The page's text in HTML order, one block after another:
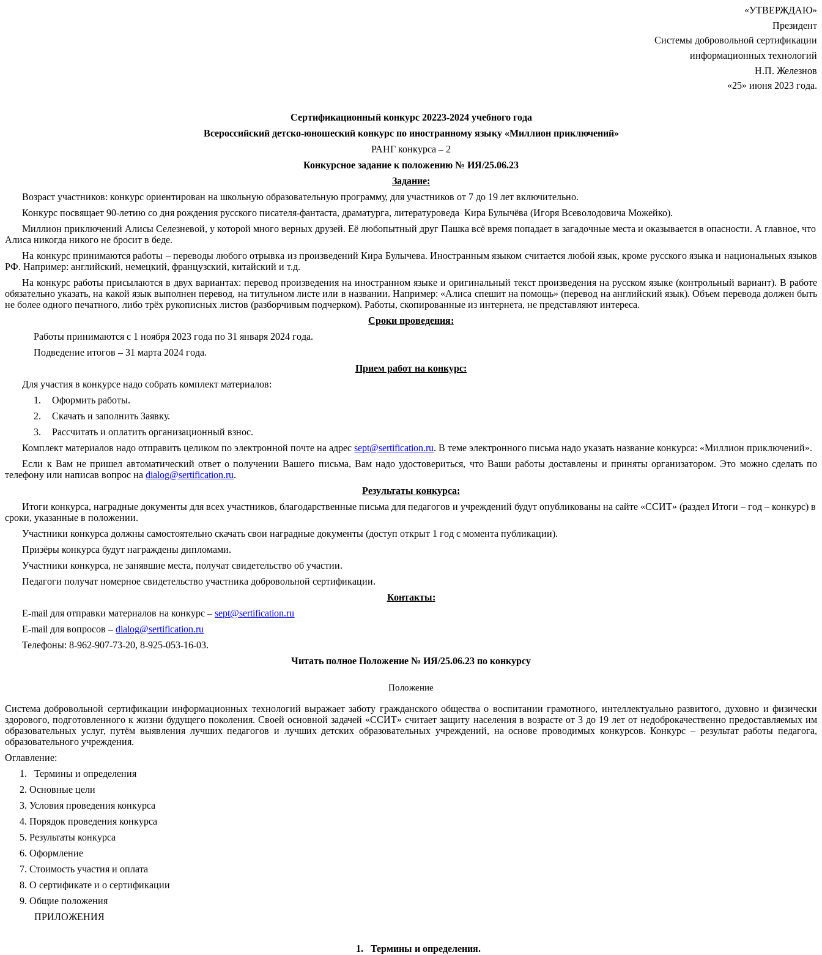
«УТВЕРЖДАЮ»
Президент
Системы добровольной сертификации
информационных технологий
Н.П. Железнов
«25» июня 2023 года.
Сертификационный конкурс 20223-2024 учебного года
Всероссийский детско-юношеский конкурс по иностранному языку «Миллион приключений»
РАНГ конкурса – 2
Конкурсное задание к положению № ИЯ/25.06.23
Задание:
Возраст участников: конкурс ориентирован на школьную образовательную программу, для участников от 7 до 19 лет включительно.
Конкурс посвящает 90-летию со дня рождения русского писателя-фантаста, драматурга, литературоведа Кира Булычёва (Игоря Всеволодовича Можейко).
Миллион приключений Алисы Селезневой, у которой много верных друзей. Её любопытный друг Пашка всё время попадает в загадочные места и оказывается в опасности. А главное, что
Алиса никогда никого не бросит в беде.
На конкурс принимаются работы – переводы любого отрывка из произведений Кира Булычева. Иностранным языком считается любой язык, кроме русского языка и национальных языков
РФ. Например: английский, немецкий, французский, китайский и т.д.
На конкурс работы присылаются в двух вариантах: перевод произведения на иностранном языке и оригинальный текст произведения на русском языке (контрольный вариант). В работе
обязательно указать, на какой язык выполнен перевод, на титульном листе или в названии. Например: «Алиса спешит на помощь» (перевод на английский язык). Объем перевода должен быть
не более одного печатного, либо трёх рукописных листов (разборчивым подчерком). Работы, скопированные из интернета, не представляют интереса.
Сроки проведения:
Работы принимаются с 1 ноября 2023 года по 31 января 2024 года.
Подведение итогов – 31 марта 2024 года.
Прием работ на конкурс:
Для участия в конкурсе надо собрать комплект материалов:
1.
Оформить работы.
2.
Скачать и заполнить Заявку.
3.
Рассчитать и оплатить организационный взнос.
Комплект материалов надо отправить целиком по электронной почте на адресsept@sertification.ru. В теме электронного письма надо указать название конкурса: «Миллион приключений».
Если к Вам не пришел автоматический ответ о получении Вашего письма, Вам надо удостовериться, что Ваши работы доставлены и приняты организатором. Это можно сделать по
телефону или написав вопрос на dialog@sertification.ru.
Результаты конкурса:
Итоги конкурса, наградные документы для всех участников, благодарственные письма для педагогов и учреждений будут опубликованы на сайте «ССИТ» (раздел Итоги – год – конкурс) в
сроки, указанные в положении.
Участники конкурса должны самостоятельно скачать свои наградные документы (доступ открыт 1 год с момента публикации).
Призёры конкурса будут награждены дипломами.
Участники конкурса, не занявшие места, получат свидетельство об участии.
Педагоги получат номерное свидетельство участника добровольной сертификации.
Контакты:
E-mail для отправки материалов на конкурс –sept@sertification.ru
E-mail для вопросов –dialog@sertification.ru
Телефоны: 8-962-907-73-20, 8-925-053-16-03.
Читать полное Положение № ИЯ/25.06.23 по конкурсу
Положение
Система добровольной сертификации информационных технологий выражает заботу гражданского общества о воспитании грамотного, интеллектуально развитого, духовно и физически
здорового, подготовленного к жизни будущего поколения. Своей основной задачей «ССИТ» считает защиту населения в возрасте от 3 до 19 лет от недоброкачественно предоставляемых им
образовательных услуг, путём выявления лучших педагогов и лучших детских образовательных учреждений, на основе проводимых конкурсов. Конкурс – результат работы педагога,
образовательного учреждения.
Оглавление:
1.
Термины и определения
Основные цели
Условия проведения конкурса
Порядок проведения конкурса
Результаты конкурса
Оформление
Стоимость участия и оплата
О сертификате и о сертификации
Общие положения
ПРИЛОЖЕНИЯ
1.
Термины и определения.